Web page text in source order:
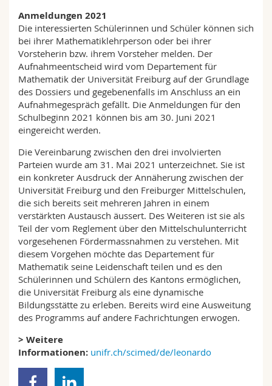
Anmeldungen 2021
Die interessierten Schülerinnen und Schüler können sich
bei ihrer Mathematiklehrperson oder bei ihrer
Vorsteherin bzw. ihrem Vorsteher melden. Der
Aufnahmeentscheid wird vom Departement für
Mathematik der Universität Freiburg auf der Grundlage
des Dossiers und gegebenenfalls im Anschluss an ein
Aufnahmegespräch gefällt. Die Anmeldungen für den
Schulbeginn 2021 können bis am 30. Juni 2021
eingereicht werden.
Die Vereinbarung zwischen den drei involvierten
Parteien wurde am 31. Mai 2021 unterzeichnet. Sie ist
ein konkreter Ausdruck der Annäherung zwischen der
Universität Freiburg und den Freiburger Mittelschulen,
die sich bereits seit mehreren Jahren in einem
verstärkten Austausch äussert. Des Weiteren ist sie als
Teil der vom Reglement über den Mittelschulunterricht
vorgesehenen Fördermassnahmen zu verstehen. Mit
diesem Vorgehen möchte das Departement für
Mathematik seine Leidenschaft teilen und es den
Schülerinnen und Schülern des Kantons ermöglichen,
die Universität Freiburg als eine dynamische
Bildungsstätte zu erleben. Bereits wird eine Ausweitung
des Programms auf andere Fachrichtungen erwogen.
> Weitere
Informationen: unifr.ch/scimed/de/leonardo